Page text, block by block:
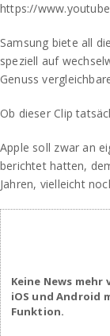
https://
Samsung biete all
speziell auf
Genuss
Ob dieser Clip
Apple soll zwar an
berichtet hatten,
Jahren, vielleicht
Keine News
iOS und Android
Funktion.